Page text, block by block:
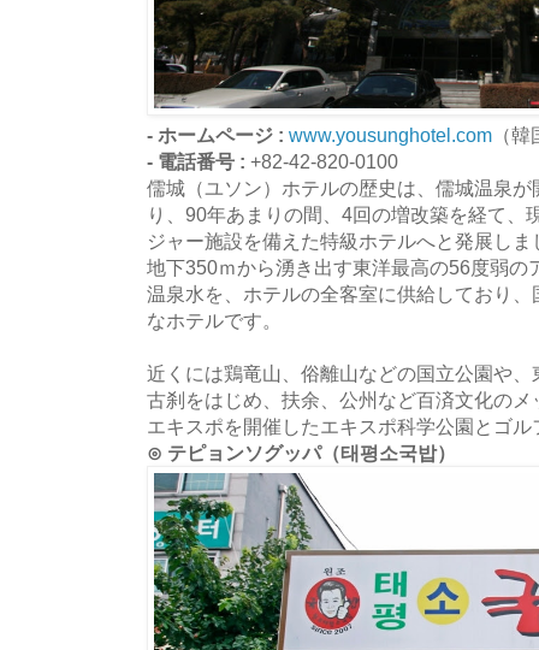
- ホームページ : www.yousunghotel.com （
- 電話番号 : +82-42-820-0100
儒城（ユソン）ホテルの歴史は、儒城温泉
り、90年あまりの間、4回の増改築を経て、
ジャー施設を備えた特級ホテルへと発展し
地下350ｍから湧き出す東洋最高の56度弱の
温泉水を、ホテルの全客室に供給しており
なホテルです。
近くには鶏竜山、俗離山などの国立公園や
古刹をはじめ、扶余、公州など百済文化の
エキスポを開催したエキスポ科学公園とゴ
⊙ テピョンソグッパ（태평소국밥）